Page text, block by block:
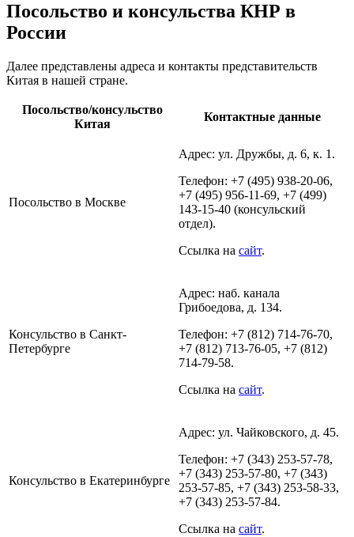
Посольство и консульства КНР в
России
Далее представлены адреса и контакты представительств
Китая в нашей стране.
Посольство/консульство
Китая
Контактные данные
Посольство в Москве
Адрес: ул. Дружбы, д. 6, к. 1.
Телефон: +7 (495) 938-20-06,
+7 (495) 956-11-69, +7 (499)
143-15-40 (консульский
отдел).
Ссылка на сайт.
Консульство в Санкт-
Петербурге
Адрес: наб. канала
Грибоедова, д. 134.
Телефон: +7 (812) 714-76-70,
+7 (812) 713-76-05, +7 (812)
714-79-58.
Ссылка на сайт.
Консульство в Екатеринбурге
Адрес: ул. Чайковского, д. 45.
Телефон: +7 (343) 253‑57-78,
+7 (343) 253‑57-80, +7 (343)
253‑57-85, +7 (343) 253‑58-33,
+7 (343) 253‑57-84.
Ссылка на сайт.